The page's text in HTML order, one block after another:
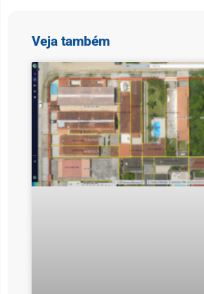
Veja também